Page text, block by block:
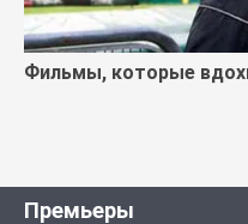
Фильмы, которые
Премьеры